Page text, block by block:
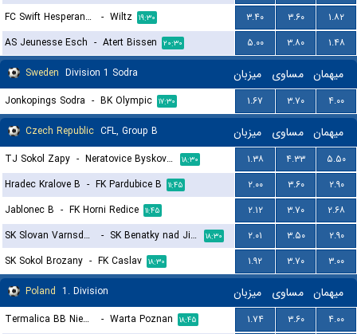
FC Swift Hesperange
- Wiltz ۱۹:۳۰ ۳.۴۰ ۳.۶۰
۱.۸۲
AS Jeunesse Esch - Atert Bissen ۲۰:۳۰ ۵.۰۰ ۳.۸۰
۱.۴۸
Sweden Division 1 Sodra میزبان مساوی میهمان
Jonkopings Sodra - BK Olympic ۱۷:۳۰ ۱.۶۷ ۳.۷۰
۴.۰۰
Czech Republic CFL, Group B میزبان مساوی میهمان
TJ Sokol Zapy - Neratovice Byskovice ۱۸:۳۰ ۱.۳۸ ۴.۳۳
۵.۵۰
Hradec Kralove B - FK Pardubice B ۱۱:۴۵ ۲.۰۰ ۳.۶۰
۲.۹۰
Jablonec B - FK Horni Redice ۱۱:۴۵ ۲.۱۲ ۳.۷۰
۲.۶۸
SK Slovan Varnsdorf
- SK Benatky nad Jizerou ۱۸:۳۰ ۲.۰۱ ۳.۵۰
۲.۹۰
SK Sokol Brozany - FK Caslav ۱۸:۳۰ ۱.۹۲ ۳.۷۰
۳.۰۰
Poland 1. Division میزبان مساوی میهمان
Termalica BB Nieciecza - Warta Poznan ۱۸:۴۵ ۱.۷۴ ۳.۶۰
۴.۰۰